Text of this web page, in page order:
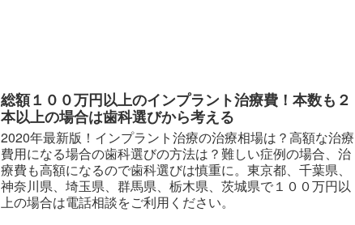
総額１００万円以上のインプラント治療費！本数も２
本以上の場合は歯科選びから考える
2020年最新版！インプラント治療の治療相場は？高額な治療
費用になる場合の歯科選びの方法は？難しい症例の場合、治
療費も高額になるので歯科選びは慎重に。東京都、千葉県、
神奈川県、埼玉県、群馬県、栃木県、茨城県で１００万円以
上の場合は電話相談をご利用ください。